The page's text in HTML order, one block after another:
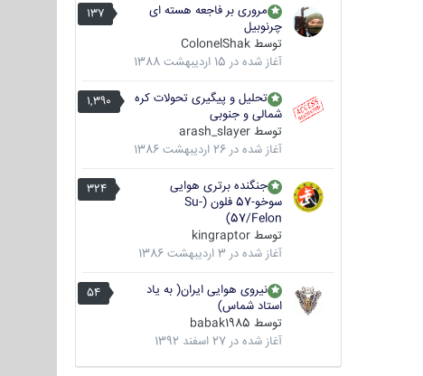
137
مروری بر فاجعه هسته ای
چرنوبیل
توسط ColonelShak
آغاز شده در 15 اردیبهشت 1388
1,390
تحلیل و پیگیری تحولات کره
شمالی و جنوبی
توسط arash_slayer
آغاز شده در 26 اردیبهشت 1386
324
جنگنده برتری هوایی
سوخو-57 فلون (Su-
57/Felon)
توسط kingraptor
آغاز شده در 3 اردیبهشت 1386
54
نیروی هوایی ایران( به یاد
استاد شماس)
توسط babak1985
آغاز شده در 27 اسفند 1392